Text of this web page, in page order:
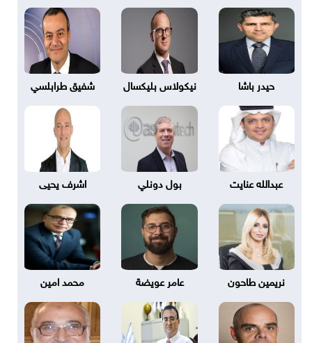
حيدر باشا نيكولاس بليكسال شفيق طرابلسي
عبدالله عنايت بول دونلي اشرف يحيى
نريمين طاحون عامر عويضة محمد امين